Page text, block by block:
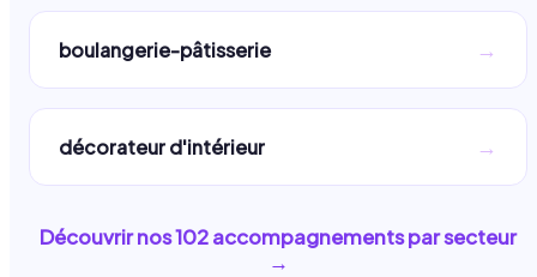
boulangerie-pâtisserie →
décorateur d'intérieur →
Découvrir nos102accompagnements par secteur
→